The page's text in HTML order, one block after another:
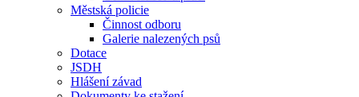
Městská policie
Činnost odboru
Galerie nalezených psů
Dotace
JSDH
Hlášení závad